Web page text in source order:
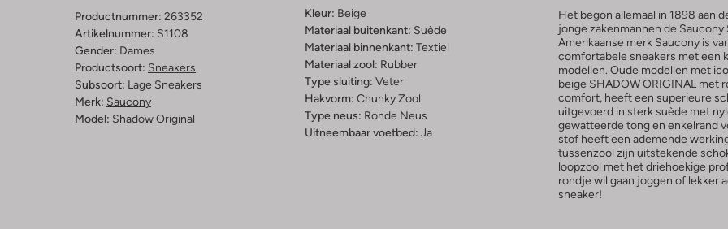
Productnummer: 263352
Artikelnummer: S1108
Gender: Dames
Productsoort: Sneakers
Subsoort: Lage Sneakers
Merk: Saucony
Model: Shadow Original
Kleur: Beige
Materiaal buitenkant: Suède
Materiaal binnenkant: Textiel
Materiaal zool: Rubber
Type sluiting: Veter
Hakvorm: Chunky Zool
Type neus: Ronde Neus
Uitneembaar voetbed: Ja
Het begon allemaal in 1898 aan
jonge zakenmannen de
Amerikaanse merk Saucony is
comfortabele sneakers met een
modellen. Oude modellen met
beige SHADOW ORIGINAL met
comfort, heeft een superieure
uitgevoerd in sterk suède met
gewatteerde tong en enkelrand
stof heeft een ademende
tussenzool zijn uitstekende
loopzool met het driehoekige
rondje wil gaan joggen of lekker
sneaker!